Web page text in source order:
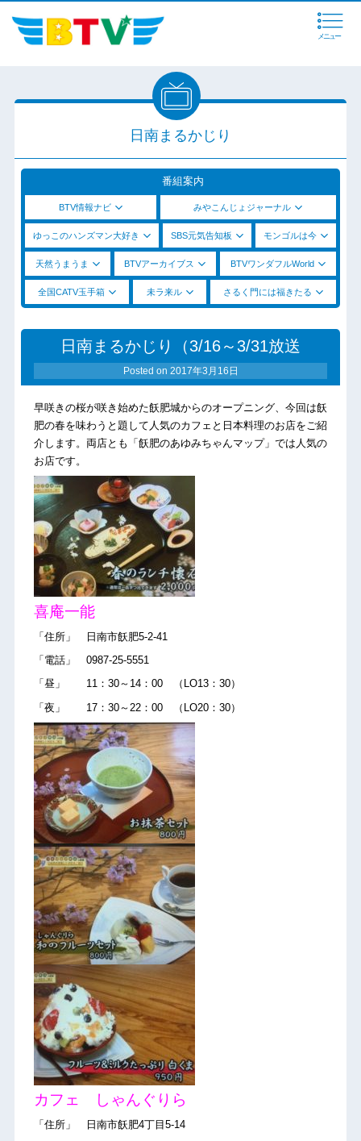
メニュー
日南まるかじり
番組案内
BTV情報ナビ みやこんじょジャーナル
ゆっこのハンズマン大好き SBS元気告知板 モンゴルは今
天然うまうま BTVアーカイブス BTVワンダフルWorld
全国CATV玉手箱 未ラ来ル さるく門には福きたる
日南まるかじり（3/16～3/31放送
Posted on 2017年3月16日
早咲きの桜が咲き始めた飫肥城からのオープニング、今回は飫
肥の春を味わうと題して人気のカフェと日本料理のお店をご紹
介します。両店とも「飫肥のあゆみちゃんマップ」では人気の
お店です。
喜庵一能
「住所」 日南市飫肥5-2-41
「電話」 0987-25-5551
「昼」 11：30～14：00 （LO13：30）
「夜」 17：30～22：00 （LO20：30）
カフェ しゃんぐりら
「住所」 日南市飫肥4丁目5-14